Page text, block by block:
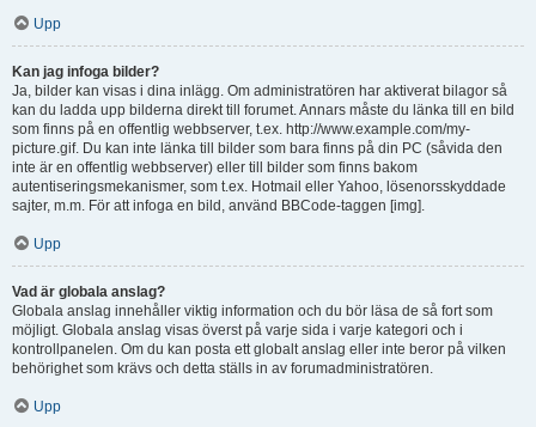
Upp
Kan jag infoga bilder?
Ja, bilder kan visas i dina inlägg. Om administratören har aktiverat bilagor så
kan du ladda upp bilderna direkt till forumet. Annars måste du länka till en bild
som finns på en offentlig webbserver, t.ex. http://www.example.com/my-
picture.gif. Du kan inte länka till bilder som bara finns på din PC (såvida den
inte är en offentlig webbserver) eller till bilder som finns bakom
autentiseringsmekanismer, som t.ex. Hotmail eller Yahoo, lösenorsskyddade
sajter, m.m. För att infoga en bild, använd BBCode-taggen [img].
Upp
Vad är globala anslag?
Globala anslag innehåller viktig information och du bör läsa de så fort som
möjligt. Globala anslag visas överst på varje sida i varje kategori och i
kontrollpanelen. Om du kan posta ett globalt anslag eller inte beror på vilken
behörighet som krävs och detta ställs in av forumadministratören.
Upp